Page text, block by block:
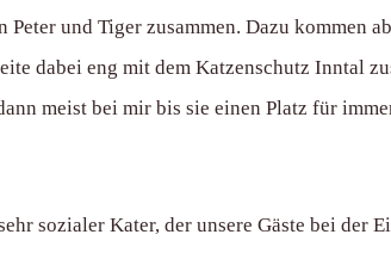
und Tiger zusammen. Dazu kommen
dabei eng mit dem Katzenschutz Inntal
meist bei mir bis sie einen Platz für
sozialer Kater, der unsere Gäste bei der